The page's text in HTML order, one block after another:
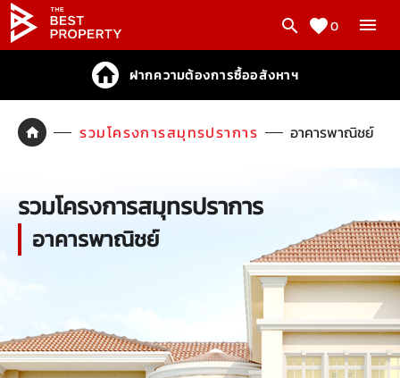
0
ฝากความต้องการซื้ออสังหาฯ
รวมโครงการสมุทรปราการ อาคารพาณิชย์
รวมโครงการสมุทรปราการ
อาคารพาณิชย์